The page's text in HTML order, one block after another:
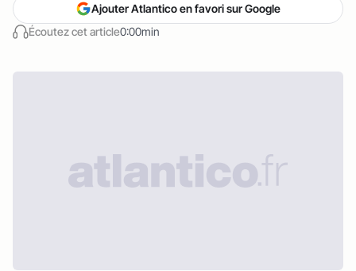
Écoutez cet article0:00min
Ajouter Atlantico en favori sur Google